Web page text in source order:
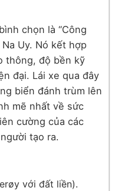
chọn là “Công
Uy. Nó kết hợp
thông, độ bền kỹ
đại. Lái xe qua đây
biển đánh trùm lên
mẽ nhất về sức
cường của các
tạo ra.
với đất liền).